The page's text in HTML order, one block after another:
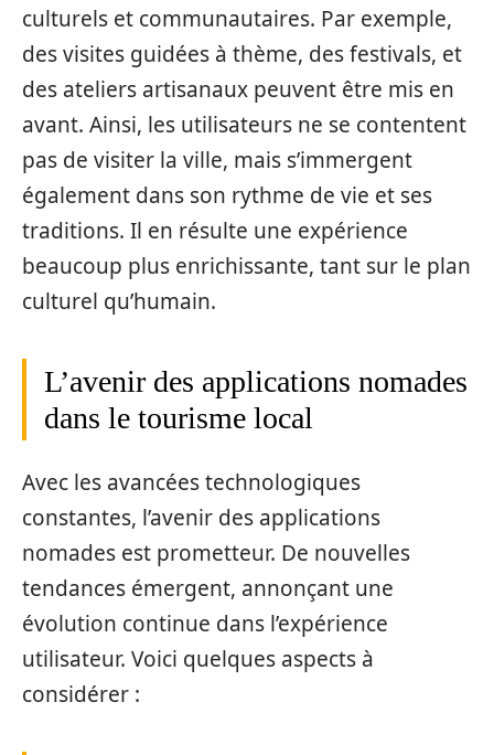
culturels et communautaires. Par exemple,
des visites guidées à thème, des festivals, et
des ateliers artisanaux peuvent être mis en
avant. Ainsi, les utilisateurs ne se contentent
pas de visiter la ville, mais s’immergent
également dans son rythme de vie et ses
traditions. Il en résulte une expérience
beaucoup plus enrichissante, tant sur le plan
culturel qu’humain.
L’avenir des applications nomades
dans le tourisme local
Avec les avancées technologiques
constantes, l’avenir des applications
nomades est prometteur. De nouvelles
tendances émergent, annonçant une
évolution continue dans l’expérience
utilisateur. Voici quelques aspects à
considérer :